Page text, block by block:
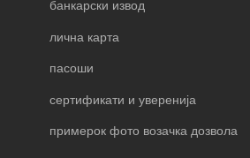
банкарски извод
лична карта
пасоши
сертификати и уверенија
примерок фото возачка дозвола